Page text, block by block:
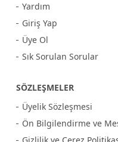
Yardım
Giriş Yap
Üye Ol
Sık Sorulan Sorular
SÖZLEŞMELER
Üyelik Sözleşmesi
Ön Bilgilendirme ve